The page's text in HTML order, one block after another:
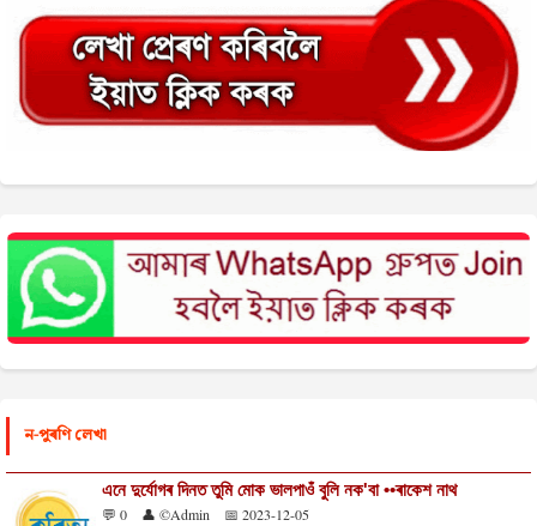
ন-পুৰণি লেখা
এনে দুৰ্যোগৰ দিনত তুমি মোক ভালপাওঁ বুলি নক'বা ••ৰাকেশ নাথ
💬 0 👤 ©Admin
📅 2023-12-05